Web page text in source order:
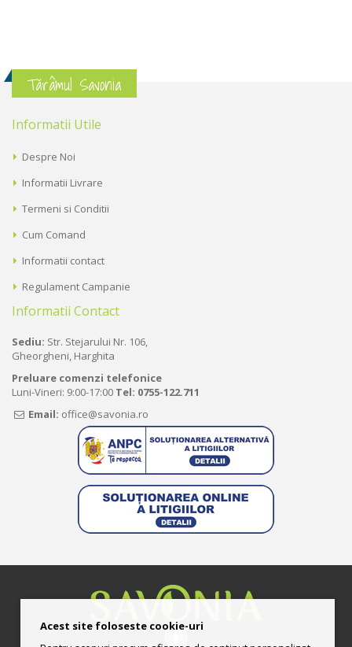
Tărâmul Savonia
Informatii Utile
Despre Noi
Informatii Livrare
Termeni si Conditii
Cum Comand
Informatii contact
Regulament Campanie
Informatii Contact
Sediu: Str. Stejarului Nr. 106,
Gheorgheni, Harghita
Preluare comenzi telefonice
Luni-Vineri: 9:00-17:00 Tel: 0755-122.711
Email: office@savonia.ro
Acest site foloseste cookie-uri